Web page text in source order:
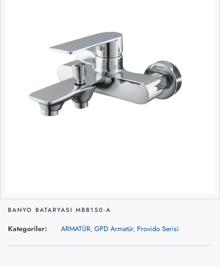
BANYO BATARYASI MBB150-A
Kategoriler: ARMATÜR, GPD Armatür, Provido Serisi